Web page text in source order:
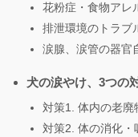
花粉症・食物アレ
排泄環境のトラブ
涙腺、涙管の器官
犬の涙やけ、3つの
対策1. 体内の老廃
対策2. 体の消化・